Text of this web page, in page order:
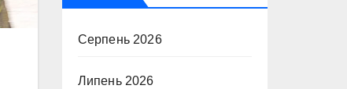
Серпень 2026
Липень 2026